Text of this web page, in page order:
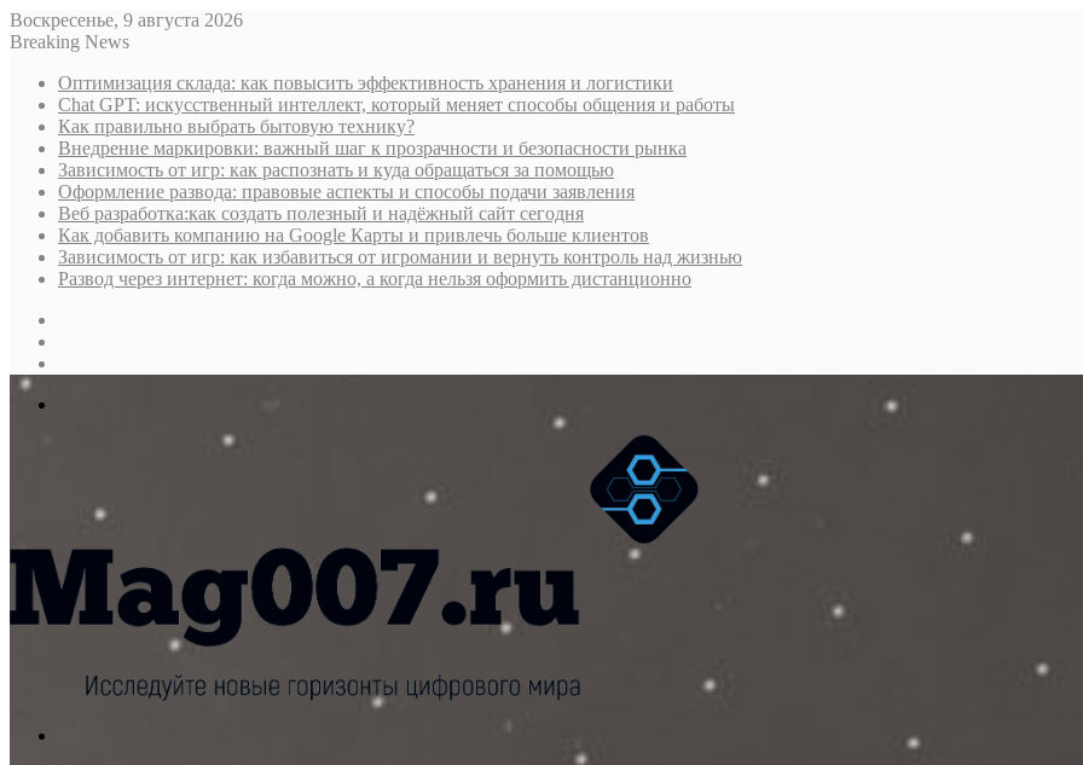
Воскресенье, 9 августа 2026
Breaking News
Оптимизация склада: как повысить эффективность хранения и логистики
Chat GPT: искусственный интеллект, который меняет способы общения и работы
Как правильно выбрать бытовую технику?
Внедрение маркировки: важный шаг к прозрачности и безопасности рынка
Зависимость от игр: как распознать и куда обращаться за помощью
Оформление развода: правовые аспекты и способы подачи заявления
Веб разработка:как создать полезный и надёжный сайт сегодня
Как добавить компанию на Google Карты и привлечь больше клиентов
Зависимость от игр: как избавиться от игромании и вернуть контроль над жизнью
Развод через интернет: когда можно, а когда нельзя оформить дистанционно